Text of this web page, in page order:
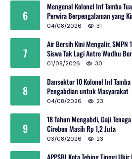
6
Mengenal Kolonel Inf Tamba
Perwira Berpengalaman yang
Sektor 10 Citarum Harum
04/08/2026 31
7
Air Bersih Kini Mengalir, SMPN
Siswa Tak Lagi Antre Wudhu
TNI AD
01/08/2026 30
8
Dansektor 10 Kolonel Inf Tamba
Pengabdian untuk Masyarakat
04/08/2026 23
9
18 Tahun Mengabdi, Gaji
Cirebon Masih Rp 1,2 Juta
03/08/2026 23
APPSBI Kota Tebing Tinggi Ukir